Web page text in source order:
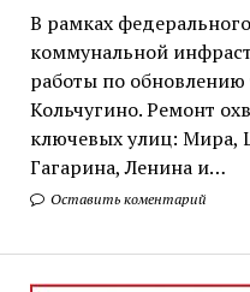
В рамках
коммунальной
работы по
Кольчугино. Ремонт
ключевых улиц: Мира,
Гагарина, Ленина и…
Оставить коментарий